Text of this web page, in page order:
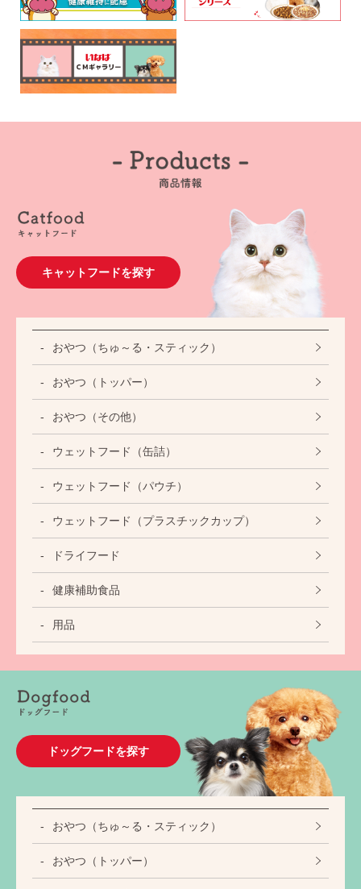
キャットフードを探す
おやつ（ちゅ～る・スティック）
おやつ（トッパー）
おやつ（その他）
ウェットフード（缶詰）
ウェットフード（パウチ）
ウェットフード（プラスチックカップ）
ドライフード
健康補助食品
用品
ドッグフードを探す
おやつ（ちゅ～る・スティック）
おやつ（トッパー）